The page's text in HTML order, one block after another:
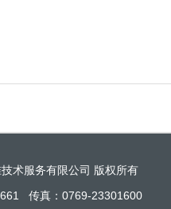
术服务有限公司 版权所有
传真：0769-23301600